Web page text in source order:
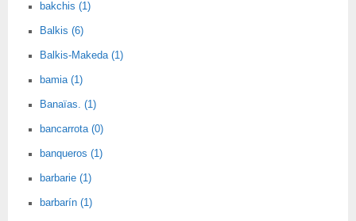
bakchis (1)
Balkis (6)
Balkis-Makeda (1)
bamia (1)
Banaïas. (1)
bancarrota (0)
banqueros (1)
barbarie (1)
barbarín (1)